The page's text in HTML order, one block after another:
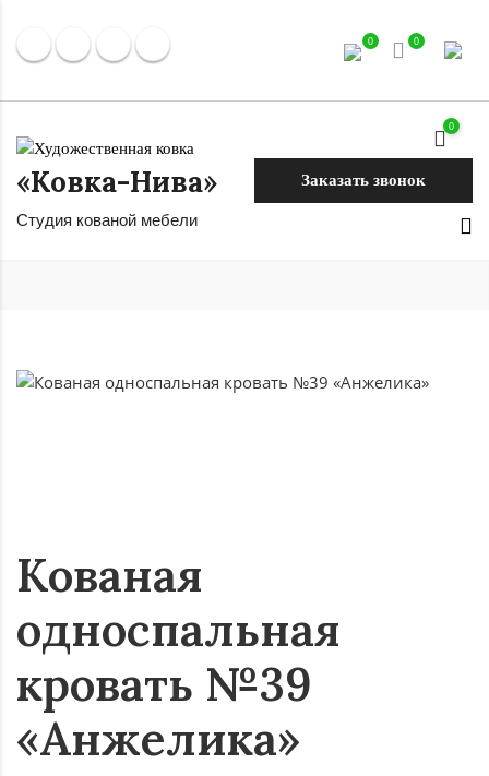
0 0
«Ковка-Нива»
Студия кованой мебели
0
Заказать звонок
Кованая
односпальная
кровать №39
«Анжелика»